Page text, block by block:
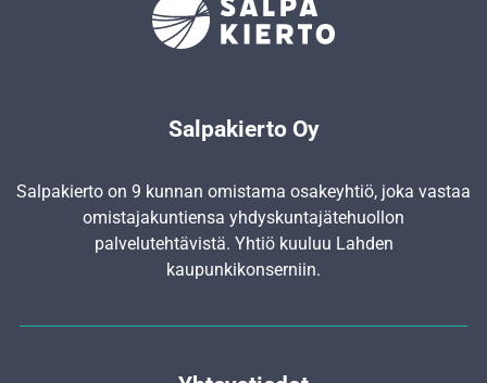
Salpakierto Oy
Salpakierto on 9 kunnan omistama osakeyhtiö, joka vastaa
omistajakuntiensa yhdyskunta­jätehuollon
palvelutehtävistä. Yhtiö kuuluu Lahden
kaupunkikonserniin.